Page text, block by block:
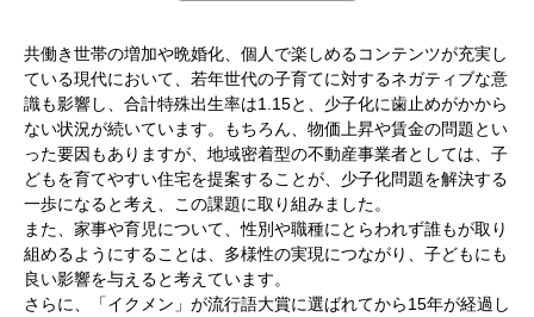
共働き世帯の増加や晩婚化、個人で楽しめるコンテンツが充実し
ている現代において、若年世代の子育てに対するネガティブな意
識も影響し、合計特殊出生率は1.15と、少子化に歯止めがかから
ない状況が続いています。もちろん、物価上昇や賃金の問題とい
った要因もありますが、地域密着型の不動産事業者としては、子
どもを育てやすい住宅を提案することが、少子化問題を解決する
一歩になると考え、この課題に取り組みました。
また、家事や育児について、性別や職種にとらわれず誰もが取り
組めるようにすることは、多様性の実現につながり、子どもにも
良い影響を与えると考えています。
さらに、「イクメン」が流行語大賞に選ばれてから15年が経過し